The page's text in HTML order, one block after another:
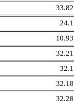
33.82
24.1
10.93
32.21
32.1
32.18
32.28